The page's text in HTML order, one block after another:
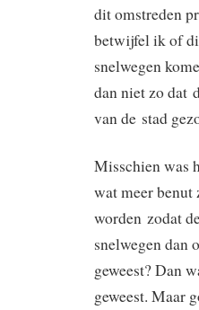
dit omstreden
betwijfel ik of
snelwegen
dan niet zo dat
van de stad
Misschien was
wat meer benut
worden zodat
snelwegen dan
geweest? Dan
geweest. Maar